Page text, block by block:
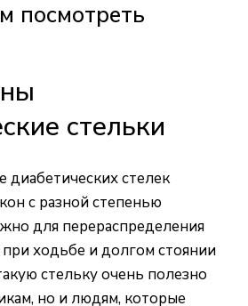
посмотреть
стельки
стелек
с разной степенью
для перераспределения
при ходьбе и долгом стоянии
стельку очень полезно
но и людям, которые